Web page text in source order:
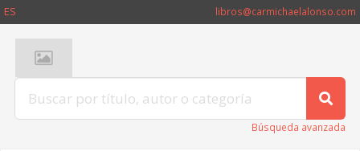
ES libros@carmichaelalonso.com
Búsqueda avanzada